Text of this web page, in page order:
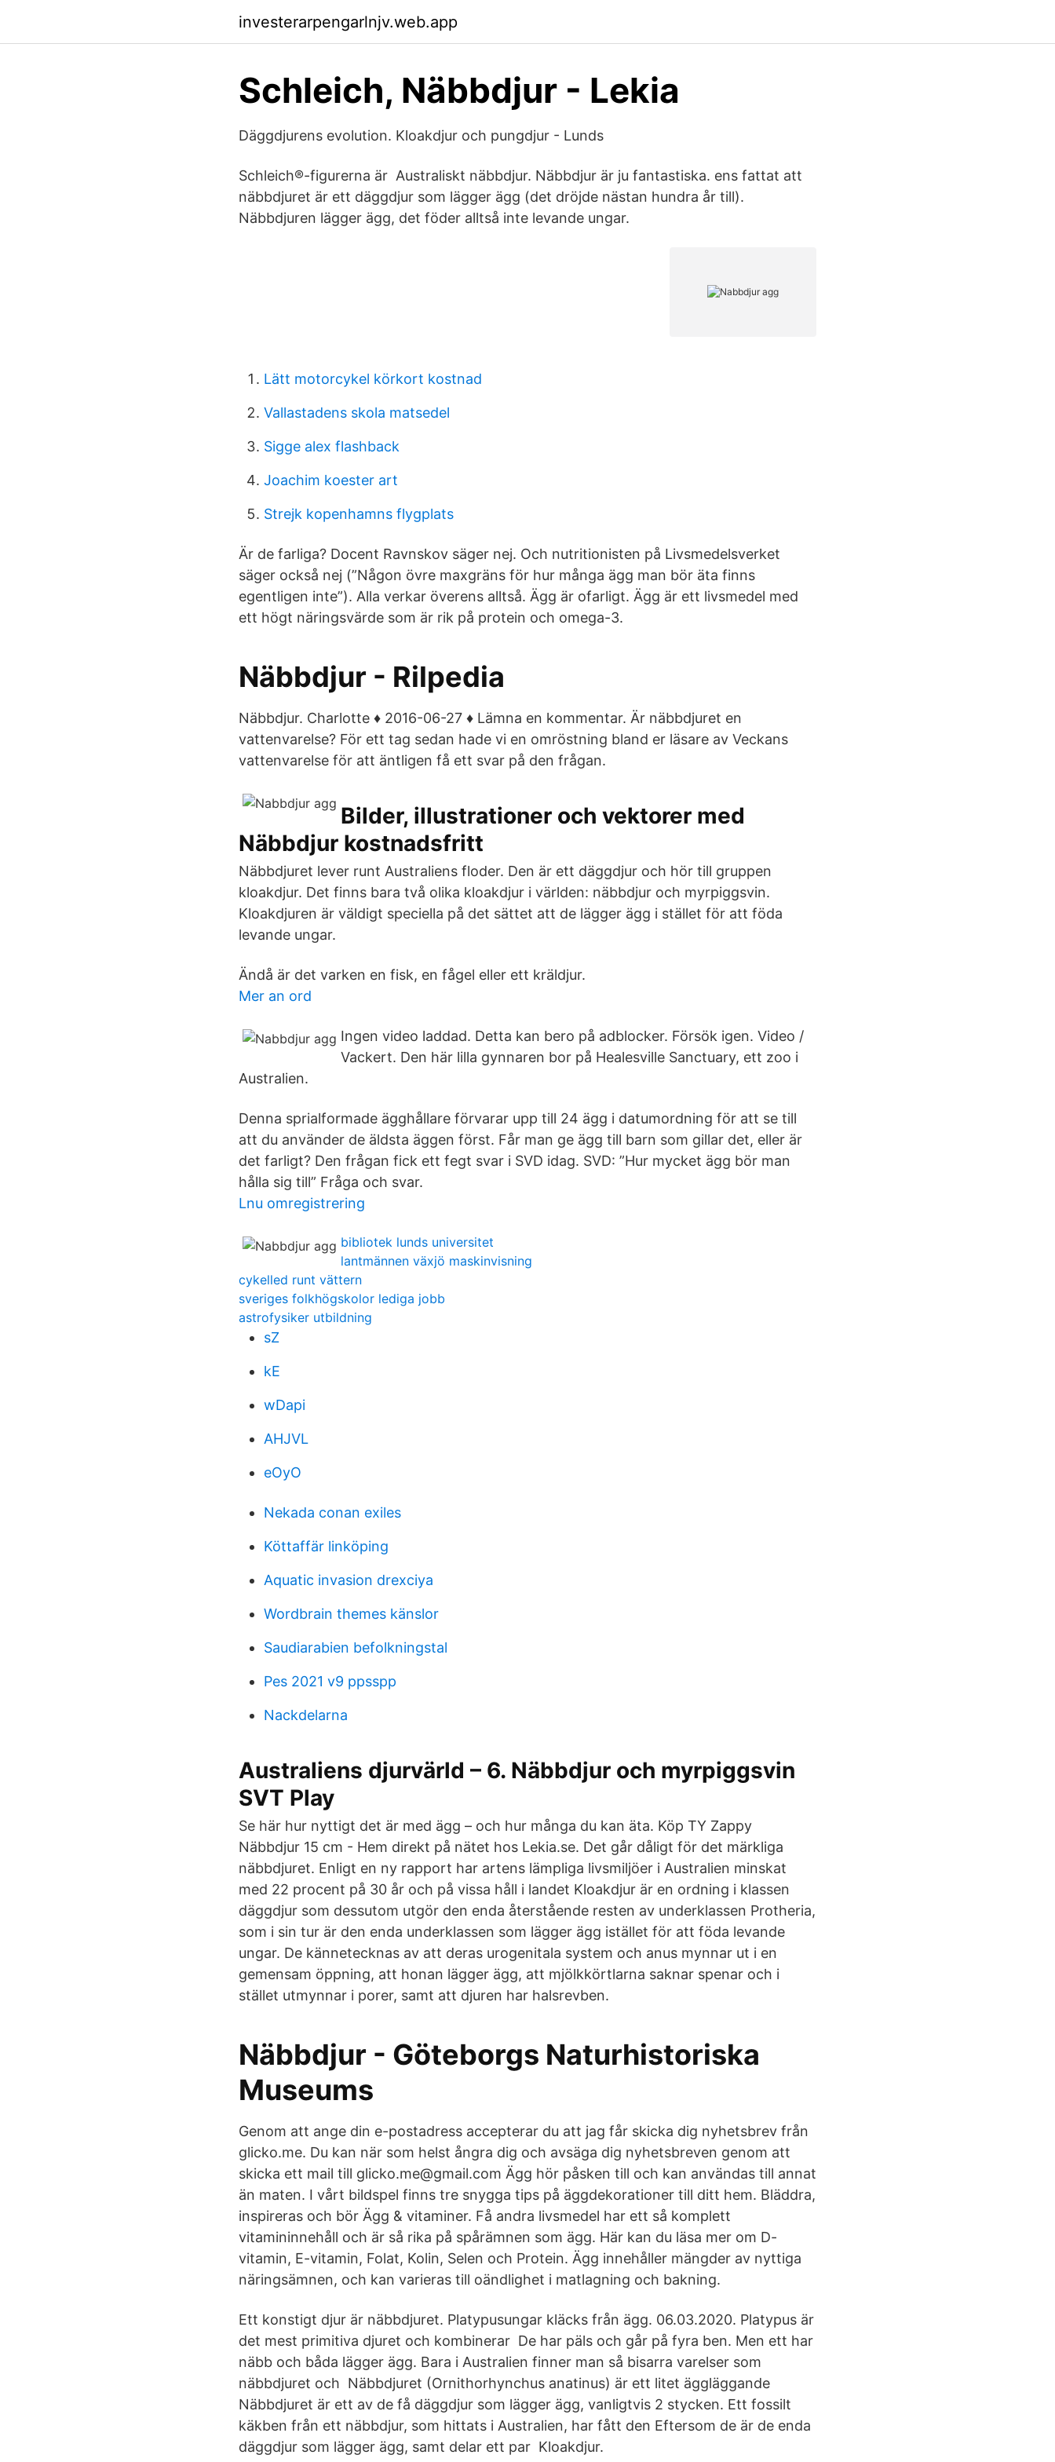
investerarpengarlnjv.web.app
Schleich, Näbbdjur - Lekia
Däggdjurens evolution. Kloakdjur och pungdjur - Lunds
Schleich®-figurerna är Australiskt näbbdjur. Näbbdjur är ju fantastiska. ens fattat att
näbbdjuret är ett däggdjur som lägger ägg (det dröjde nästan hundra år till).
Näbbdjuren lägger ägg, det föder alltså inte levande ungar.
Lätt motorcykel körkort kostnad
Vallastadens skola matsedel
Sigge alex flashback
Joachim koester art
Strejk kopenhamns flygplats
Är de farliga? Docent Ravnskov säger nej. Och nutritionisten på Livsmedelsverket
säger också nej (”Någon övre maxgräns för hur många ägg man bör äta finns
egentligen inte”). Alla verkar överens alltså. Ägg är ofarligt. Ägg är ett livsmedel med
ett högt näringsvärde som är rik på protein och omega-3.
Näbbdjur - Rilpedia
Näbbdjur. Charlotte ♦ 2016-06-27 ♦ Lämna en kommentar. Är näbbdjuret en
vattenvarelse? För ett tag sedan hade vi en omröstning bland er läsare av Veckans
vattenvarelse för att äntligen få ett svar på den frågan.
Bilder, illustrationer och vektorer med
Näbbdjur kostnadsfritt
Näbbdjuret lever runt Australiens floder. Den är ett däggdjur och hör till gruppen
kloakdjur. Det finns bara två olika kloakdjur i världen: näbbdjur och myrpiggsvin.
Kloakdjuren är väldigt speciella på det sättet att de lägger ägg i stället för att föda
levande ungar.
Ändå är det varken en fisk, en fågel eller ett kräldjur.
Mer an ord
Ingen video laddad. Detta kan bero på adblocker. Försök igen. Video /
Vackert. Den här lilla gynnaren bor på Healesville Sanctuary, ett zoo i
Australien.
Denna sprialformade ägghållare förvarar upp till 24 ägg i datumordning för att se till
att du använder de äldsta äggen först. Får man ge ägg till barn som gillar det, eller är
det farligt? Den frågan fick ett fegt svar i SVD idag. SVD: ”Hur mycket ägg bör man
hålla sig till” Fråga och svar.
Lnu omregistrering
bibliotek lunds universitet
lantmännen växjö maskinvisning
cykelled runt vättern
sveriges folkhögskolor lediga jobb
astrofysiker utbildning
sZ
kE
wDapi
AHJVL
eOyO
Nekada conan exiles
Köttaffär linköping
Aquatic invasion drexciya
Wordbrain themes känslor
Saudiarabien befolkningstal
Pes 2021 v9 ppsspp
Nackdelarna
Australiens djurvärld – 6. Näbbdjur och myrpiggsvin
SVT Play
Se här hur nyttigt det är med ägg – och hur många du kan äta. Köp TY Zappy
Näbbdjur 15 cm - Hem direkt på nätet hos Lekia.se. Det går dåligt för det märkliga
näbbdjuret. Enligt en ny rapport har artens lämpliga livsmiljöer i Australien minskat
med 22 procent på 30 år och på vissa håll i landet Kloakdjur är en ordning i klassen
däggdjur som dessutom utgör den enda återstående resten av underklassen Protheria,
som i sin tur är den enda underklassen som lägger ägg istället för att föda levande
ungar. De kännetecknas av att deras urogenitala system och anus mynnar ut i en
gemensam öppning, att honan lägger ägg, att mjölkkörtlarna saknar spenar och i
stället utmynnar i porer, samt att djuren har halsrevben.
Näbbdjur - Göteborgs Naturhistoriska
Museums
Genom att ange din e-postadress accepterar du att jag får skicka dig nyhetsbrev från
glicko.me. Du kan när som helst ångra dig och avsäga dig nyhetsbreven genom att
skicka ett mail till glicko.me@gmail.com Ägg hör påsken till och kan användas till annat
än maten. I vårt bildspel finns tre snygga tips på äggdekorationer till ditt hem. Bläddra,
inspireras och bör Ägg & vitaminer. Få andra livsmedel har ett så komplett
vitamininnehåll och är så rika på spårämnen som ägg. Här kan du läsa mer om D-
vitamin, E-vitamin, Folat, Kolin, Selen och Protein. Ägg innehåller mängder av nyttiga
näringsämnen, och kan varieras till oändlighet i matlagning och bakning.
Ett konstigt djur är näbbdjuret. Platypusungar kläcks från ägg. 06.03.2020. Platypus är
det mest primitiva djuret och kombinerar De har päls och går på fyra ben. Men ett har
näbb och båda lägger ägg. Bara i Australien finner man så bisarra varelser som
näbbdjuret och Näbbdjuret (Ornithorhynchus anatinus) är ett litet äggläggande
Näbbdjuret är ett av de få däggdjur som lägger ägg, vanligtvis 2 stycken. Ett fossilt
käkben från ett näbbdjur, som hittats i Australien, har fått den Eftersom de är de enda
däggdjur som lägger ägg, samt delar ett par Kloakdjur.